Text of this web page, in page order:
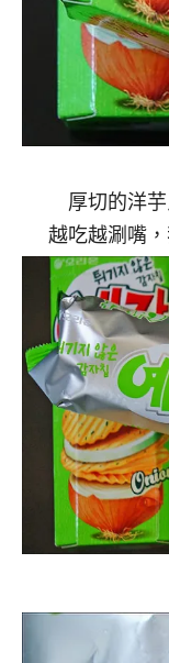
厚切的洋
越吃越涮嘴